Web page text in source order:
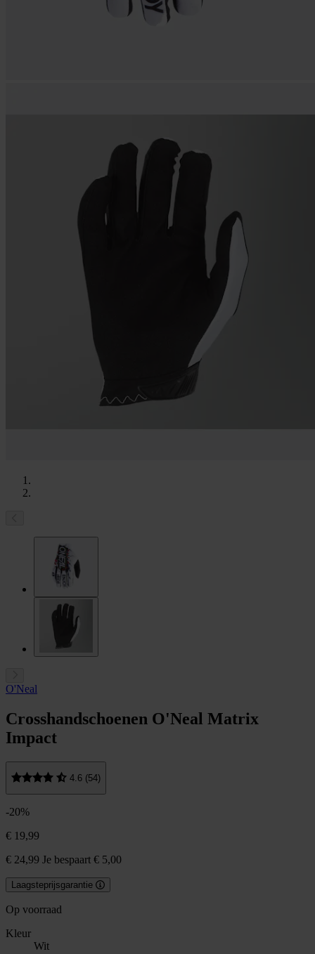
O'Neal
Crosshandschoenen O'Neal Matrix
Impact
4.6 (54)
-20%
€ 19,99
€ 24,99 Je bespaart € 5,00
Laagsteprijsgarantie
Op voorraad
Kleur
Wit